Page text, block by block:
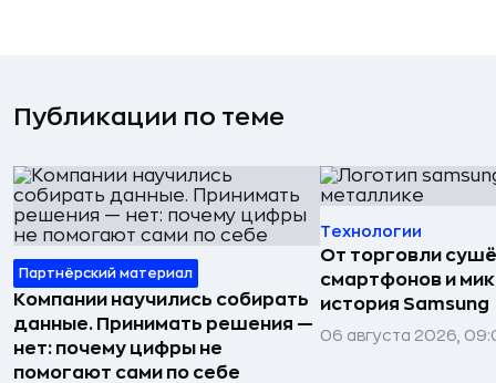
Публикации по теме
Партнёрский материал
Компании научились собирать
данные. Принимать решения —
нет: почему цифры не
помогают сами по себе
Технологии
От торговли
смартфонов и
история Samsung
06 августа 2026,